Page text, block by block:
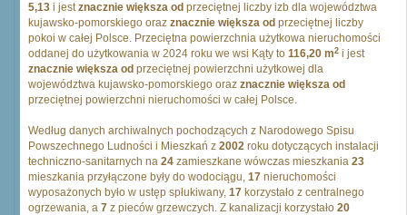
5,13 i jestznacznie większa od przeciętnej liczby izb dla województwa
kujawsko-pomorskiego oraz znacznie większa od przeciętnej liczby
pokoi w całej Polsce. Przeciętna powierzchnia użytkowa nieruchomości
oddanej do użytkowania w 2024 roku we wsi Kąty to 116,20 m2 i jest
znacznie większa od przeciętnej powierzchni użytkowej dla
województwa kujawsko-pomorskiego oraz znacznie większa od
przeciętnej powierzchni nieruchomości w całej Polsce.
Według danych archiwalnych pochodzących z Narodowego Spisu
Powszechnego Ludności i Mieszkań z 2002 roku dotyczących instalacji
techniczno-sanitarnych na 24 zamieszkane wówczas mieszkania 23
mieszkania przyłączone były do wodociągu, 17 nieruchomości
wyposażonych było w ustęp spłukiwany, 17 korzystało z centralnego
ogrzewania, a 7 z pieców grzewczych. Z kanalizacji korzystało 20